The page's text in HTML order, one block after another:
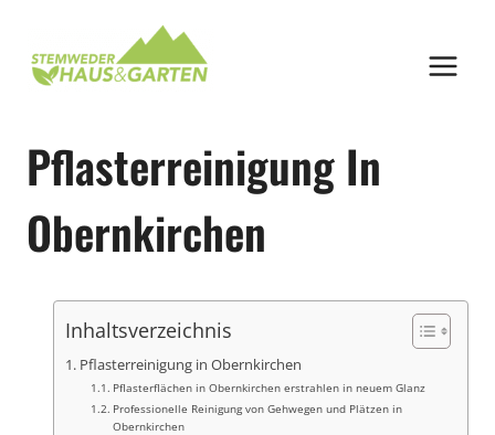
springen
Pflasterreinigung In
Obernkirchen
Inhaltsverzeichnis
Pflasterreinigung in Obernkirchen
Pflasterflächen in Obernkirchen erstrahlen in neuem Glanz
Professionelle Reinigung von Gehwegen und Plätzen in
Obernkirchen